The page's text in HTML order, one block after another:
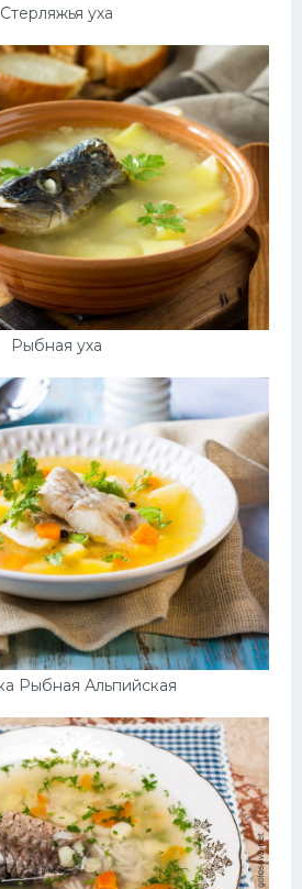
Стерляжья уха
Рыбная уха
Рыбная Альпийская